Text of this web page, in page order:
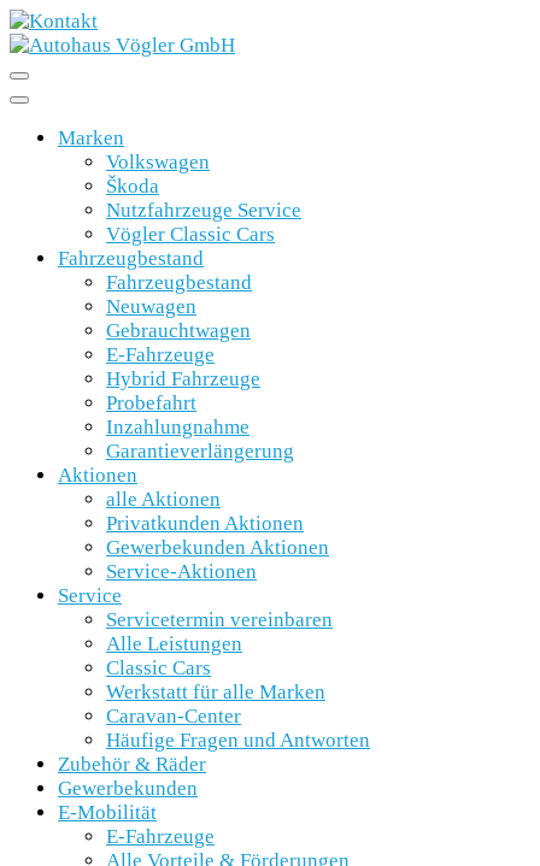
Marken
Volkswagen
Škoda
Nutzfahrzeuge Service
Vögler Classic Cars
Fahrzeugbestand
Fahrzeugbestand
Neuwagen
Gebrauchtwagen
E-Fahrzeuge
Hybrid Fahrzeuge
Probefahrt
Inzahlungnahme
Garantieverlängerung
Aktionen
alle Aktionen
Privatkunden Aktionen
Gewerbekunden Aktionen
Service-Aktionen
Service
Servicetermin vereinbaren
Alle Leistungen
Classic Cars
Werkstatt für alle Marken
Caravan-Center
Häufige Fragen und Antworten
Zubehör & Räder
Gewerbekunden
E-Mobilität
E-Fahrzeuge
Alle Vorteile & Förderungen